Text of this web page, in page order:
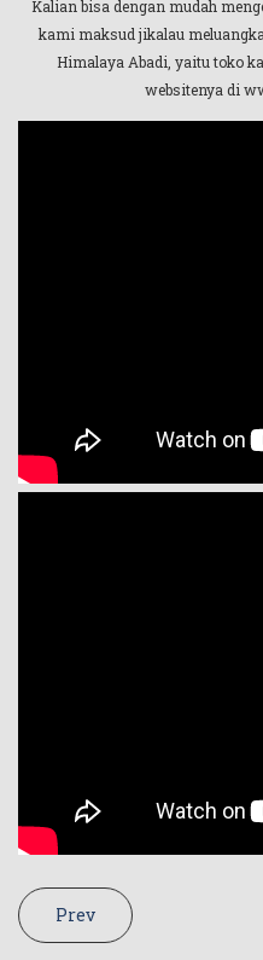
Kalian bisa dengan mudah
kami maksud jikalau
Himalaya Abadi, yaitu toko
websitenya di
Prev